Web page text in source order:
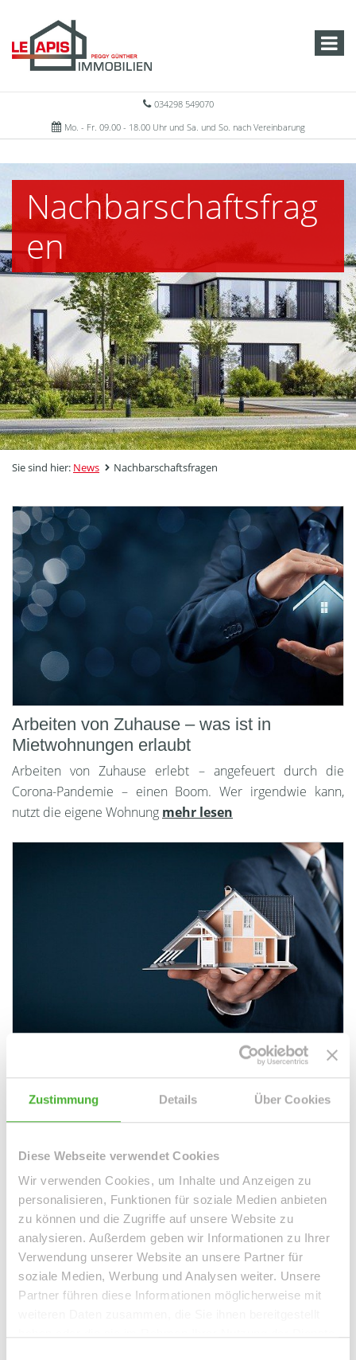
Zustimmung Details Über Cookies
Diese Webseite verwendet Cookies
Wir verwenden Cookies, um Inhalte und Anzeigen zu
personalisieren, Funktionen für soziale Medien anbieten
zu können und die Zugriffe auf unsere Website zu
analysieren. Außerdem geben wir Informationen zu Ihrer
Verwendung unserer Website an unsere Partner für
soziale Medien, Werbung und Analysen weiter. Unsere
Partner führen diese Informationen möglicherweise mit
034298 549070
Mo. - Fr. 09.00 - 18.00 Uhr und Sa. und So. nach Vereinbarung
Nachbarschaftsfrag
en
Sie sind hier: News Nachbarschaftsfragen
Arbeiten von Zuhause – was ist in
Mietwohnungen erlaubt
Arbeiten von Zuhause erlebt – angefeuert durch die
Corona-Pandemie – einen Boom. Wer irgendwie kann,
nutzt die eigene Wohnung mehr lesen
Mieter gefunden - aber mehrmals keine Miete erhalten?
Das ist schade: Mietnomade! Oft genug werden Sie ihn
erst bis zu einem ...
mehr lesen
News
Baubranche Energieeffizienz Facility Management
Guter Rat
Marktdaten Mieten und Vermieten Nachbarschaftsfragen Politik